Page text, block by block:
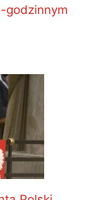
godzinnym